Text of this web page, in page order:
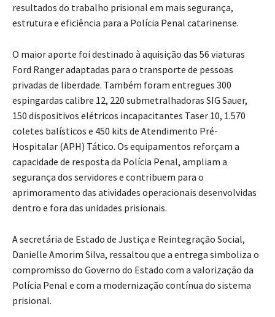
resultados do trabalho prisional em mais segurança,
estrutura e eficiência para a Polícia Penal catarinense.
O maior aporte foi destinado à aquisição das 56 viaturas
Ford Ranger adaptadas para o transporte de pessoas
privadas de liberdade. Também foram entregues 300
espingardas calibre 12, 220 submetralhadoras SIG Sauer,
150 dispositivos elétricos incapacitantes Taser 10, 1.570
coletes balísticos e 450 kits de Atendimento Pré-
Hospitalar (APH) Tático. Os equipamentos reforçam a
capacidade de resposta da Polícia Penal, ampliam a
segurança dos servidores e contribuem para o
aprimoramento das atividades operacionais desenvolvidas
dentro e fora das unidades prisionais.
A secretária de Estado de Justiça e Reintegração Social,
Danielle Amorim Silva, ressaltou que a entrega simboliza o
compromisso do Governo do Estado com a valorização da
Polícia Penal e com a modernização contínua do sistema
prisional.